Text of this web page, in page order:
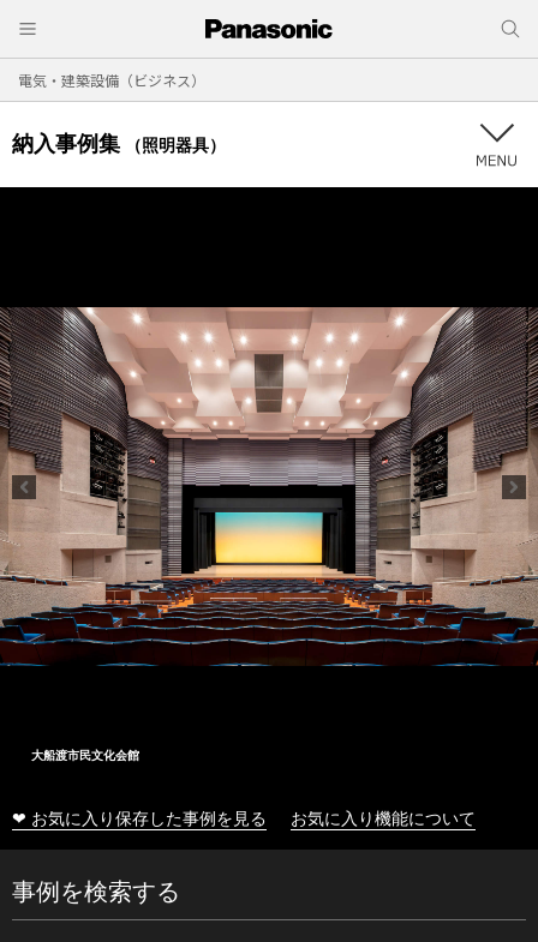
電気・建築設備（ビジネス）
納入事例集 （照明器具）
大船渡市民文化会館
❤ お気に入り保存した事例を見る お気に入り機能について
事例を検索する